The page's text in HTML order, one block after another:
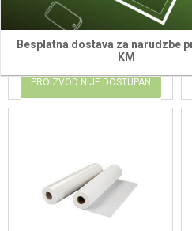
Besplatna dostava za narudzbe
KM
PROIZVOD NIJE DOSTUPAN